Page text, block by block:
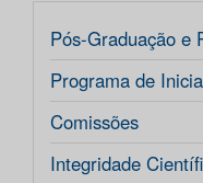
Pós-Graduação e
Programa de
Comissões
Integridade